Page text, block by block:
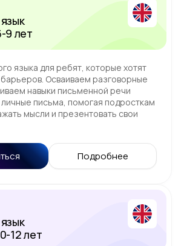
9 лет
языка для ребят, которые хотят
Осваиваем разговорные
навыки письменной речи
письма, помогая подросткам
мысли и презентовать свои
Подробнее
12 лет